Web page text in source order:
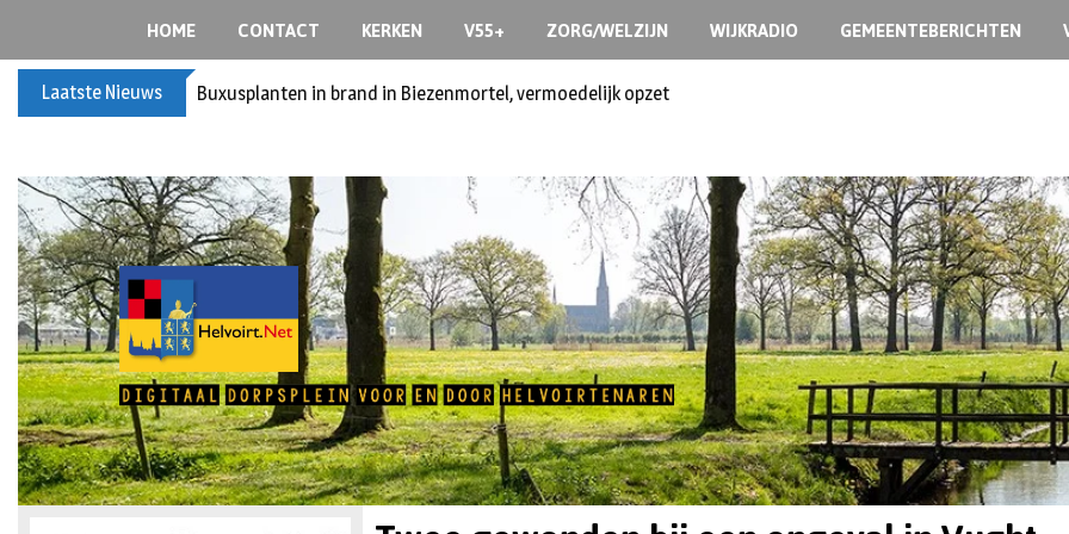
HOME CONTACT KERKEN V55+ ZORG/WELZIJN WIJKRADIO GEMEENTEBERICHTEN
Laatste Nieuws Buxusplanten in brand in Biezenmortel, vermoedelijk opzet